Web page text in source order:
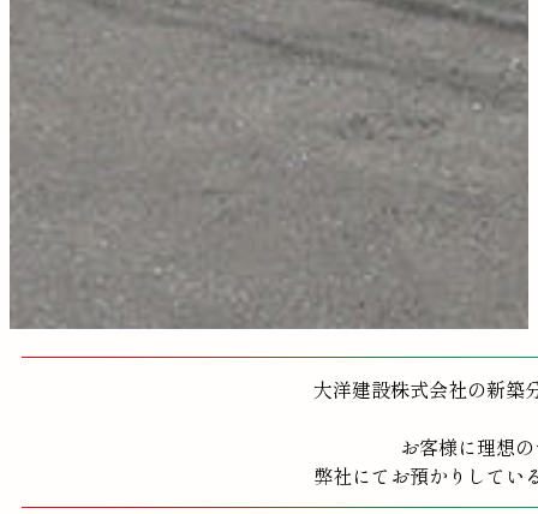
大洋建設株式会社の新築
お客様に理想
弊社にてお預かりしてい